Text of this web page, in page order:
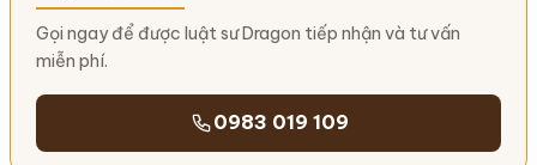
Gọi ngay để được luật sư Dragon tiếp nhận và tư vấn
miễn phí.
0983 019 109